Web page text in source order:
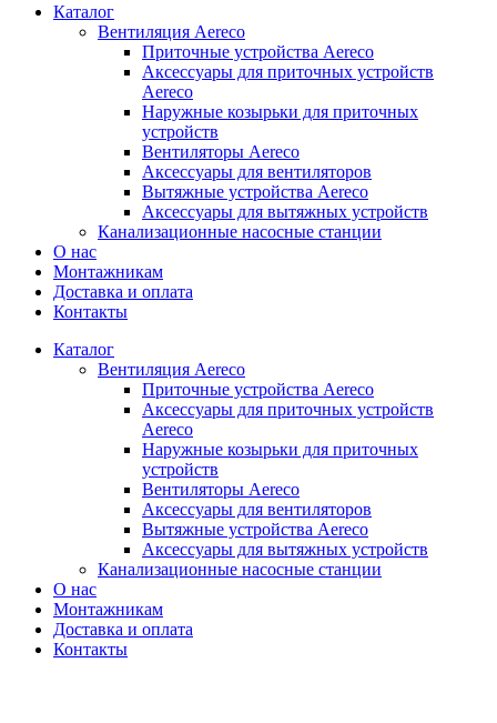
Каталог
Вентиляция Aereco
Приточные устройства Aereco
Аксессуары для приточных устройств
Aereco
Наружные козырьки для приточных
устройств
Вентиляторы Aereco
Аксессуары для вентиляторов
Вытяжные устройства Aereco
Аксессуары для вытяжных устройств
Канализационные насосные станции
О нас
Монтажникам
Доставка и оплата
Контакты
Каталог
Вентиляция Aereco
Приточные устройства Aereco
Аксессуары для приточных устройств
Aereco
Наружные козырьки для приточных
устройств
Вентиляторы Aereco
Аксессуары для вентиляторов
Вытяжные устройства Aereco
Аксессуары для вытяжных устройств
Канализационные насосные станции
О нас
Монтажникам
Доставка и оплата
Контакты